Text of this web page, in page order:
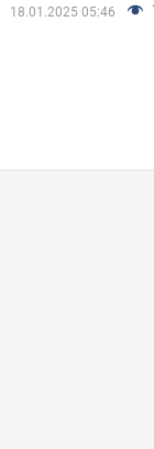
18.01.2025 05:46